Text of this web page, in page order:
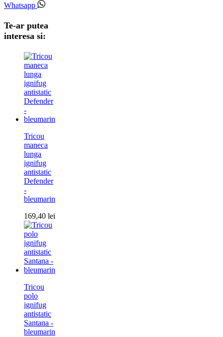
Whatsapp
Te-ar putea
interesa si:
Tricou
maneca
lunga
ignifug
antistatic
Defender
-
bleumarin
169,40 lei
Tricou
polo
ignifug
antistatic
Santana -
bleumarin